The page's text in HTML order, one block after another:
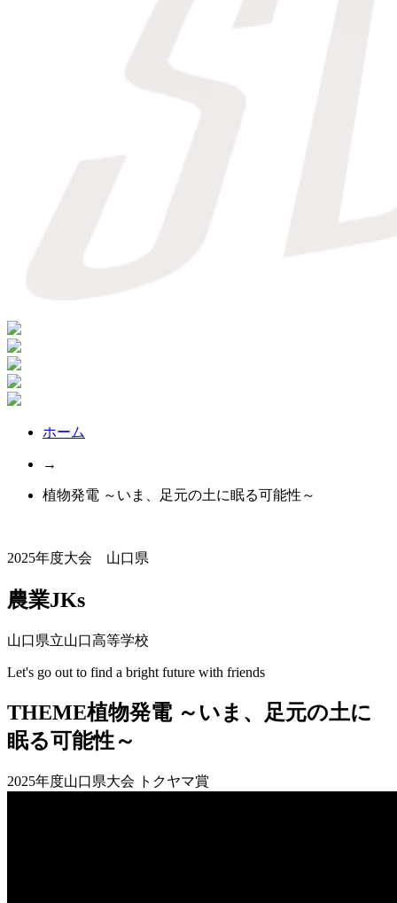
ホーム
→
植物発電 ～いま、足元の土に眠る可能性～
2025年度大会 山口県
農業JKs
山口県立山口高等学校
Let's go out to find a bright future with friends
THEME植物発電 ～いま、足元の土に
眠る可能性～
2025年度山口県大会 トクヤマ賞